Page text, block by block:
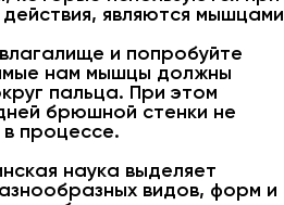
являются мышцами
и попробуйте
нам мышцы должны
пальца. При этом
брюшной стенки не
процессе.
наука выделяет
видов, форм и